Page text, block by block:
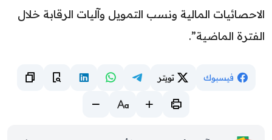
الاحصائيات المالية ونسب التمويل وآليات الرقابة خلال
الفترة الماضية”.
فيسبوك تويتر